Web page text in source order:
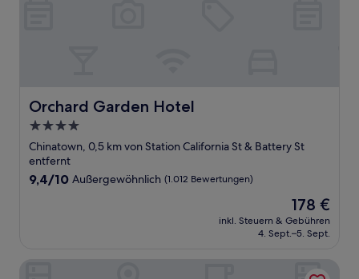
Orchard Garden Hotel
Orchard Garden Hotel
4.0-
Sterne-
Unterkunft
Chinatown, 0,5 km von Station California St & Battery St
entfernt
9.4
9,4/10 Außergewöhnlich (1.012 Bewertungen)
Der
Preis
beträgt
178 €
inkl. Steuern & Gebühren
4. Sept.–5. Sept.